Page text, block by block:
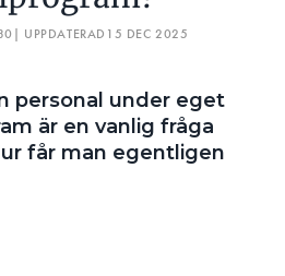
| UPPDATERAD 15 DEC 2025
personal under eget
är en vanlig fråga
får man egentligen